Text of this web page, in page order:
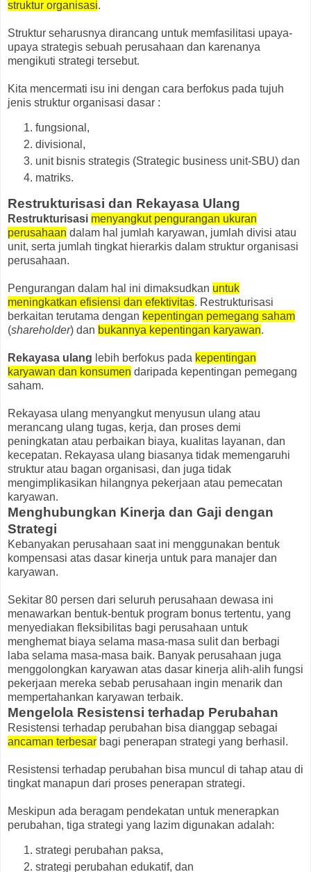
struktur organisasi.
Struktur seharusnya dirancang untuk memfasilitasi upaya-
upaya strategis sebuah perusahaan dan karenanya
mengikuti strategi tersebut.
Kita mencermati isu ini dengan cara berfokus pada tujuh
jenis struktur organisasi dasar :
fungsional,
divisional,
unit bisnis strategis (Strategic business unit-SBU) dan
matriks.
Restrukturisasi dan Rekayasa Ulang
Restrukturisasi menyangkut pengurangan ukuran
perusahaan dalam hal jumlah karyawan, jumlah divisi atau
unit, serta jumlah tingkat hierarkis dalam struktur organisasi
perusahaan.
Pengurangan dalam hal ini dimaksudkan untuk
meningkatkan efisiensi dan efektivitas. Restrukturisasi
berkaitan terutama dengan kepentingan pemegang saham
(shareholder) dan bukannya kepentingan karyawan.
Rekayasa ulang lebih berfokus pada kepentingan
karyawan dan konsumen daripada kepentingan pemegang
saham.
Rekayasa ulang menyangkut menyusun ulang atau
merancang ulang tugas, kerja, dan proses demi
peningkatan atau perbaikan biaya, kualitas layanan, dan
kecepatan. Rekayasa ulang biasanya tidak memengaruhi
struktur atau bagan organisasi, dan juga tidak
mengimplikasikan hilangnya pekerjaan atau pemecatan
karyawan.
Menghubungkan Kinerja dan Gaji dengan
Strategi
Kebanyakan perusahaan saat ini menggunakan bentuk
kompensasi atas dasar kinerja untuk para manajer dan
karyawan.
Sekitar 80 persen dari seluruh perusahaan dewasa ini
menawarkan bentuk-bentuk program bonus tertentu, yang
menyediakan fleksibilitas bagi perusahaan untuk
menghemat biaya selama masa-masa sulit dan berbagi
laba selama masa-masa baik. Banyak perusahaan juga
menggolongkan karyawan atas dasar kinerja alih-alih fungsi
pekerjaan mereka sebab perusahaan ingin menarik dan
mempertahankan karyawan terbaik.
Mengelola Resistensi terhadap Perubahan
Resistensi terhadap perubahan bisa dianggap sebagai
ancaman terbesar bagi penerapan strategi yang berhasil.
Resistensi terhadap perubahan bisa muncul di tahap atau di
tingkat manapun dari proses penerapan strategi.
Meskipun ada beragam pendekatan untuk menerapkan
perubahan, tiga strategi yang lazim digunakan adalah:
strategi perubahan paksa,
strategi perubahan edukatif, dan